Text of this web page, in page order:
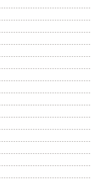
か？
笑 先日、池袋の
外国人の方が多く、
この大きな水槽にはサ
説明させていただき
海にはたくさんの人
！！＊湘南の外壁
ごしやすいお天気です
島に行きました!! 私も
てきたら、またアップ
外壁塗装専門店＊
にはまり中
今回は浩
人で出発
波は小さい
陸でのイメトレ 入水～